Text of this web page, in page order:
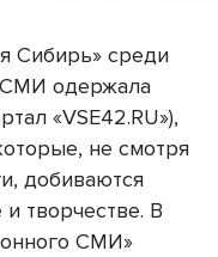
Сибирь» среди
СМИ одержала
«VSE42.RU»),
не смотря
добиваются
творчестве. В
СМИ»